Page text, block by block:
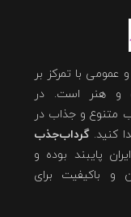
با تمرکز بر
و هنر است. در
متنوع و جذاب در
کنید.گرداب‌جذب
پایبند بوده و
و باکیفیت برای